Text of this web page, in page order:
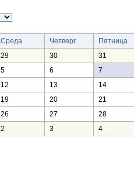
Среда Четверг
Пятница
29 30
31
5 6
7
12 13
14
19 20
21
26 27
28
2 3 4